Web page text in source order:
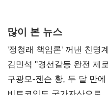
많이 본 뉴스
'정청래 책임론' 꺼낸 친명
때리기
김민석 "경선갈등 완전 제
사과부터"
구광모-젠슨 황, 두 달 만